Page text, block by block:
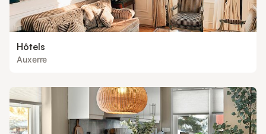
Hôtels
Auxerre